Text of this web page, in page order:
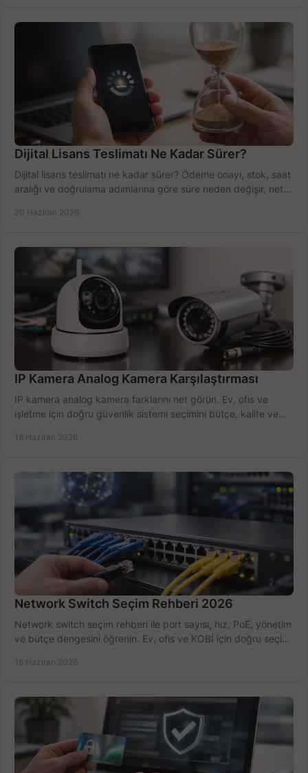
Dijital Lisans Teslimatı Ne Kadar Sürer?
Dijital lisans teslimatı ne kadar sürer? Ödeme onayı, stok, saat
aralığı ve doğrulama adımlarına göre süre neden değişir, net
20 Haziran 2026
IP Kamera Analog Kamera Karşılaştırması
IP kamera analog kamera farklarını net görün. Ev, ofis ve
işletme için doğru güvenlik sistemi seçimini bütçe, kalite ve
18 Haziran 2026
Network Switch Seçim Rehberi 2026
Network switch seçim rehberi ile port sayısı, hız, PoE, yönetim
ve bütçe dengesini öğrenin. Ev, ofis ve KOBİ için doğru seçimi
16 Haziran 2026